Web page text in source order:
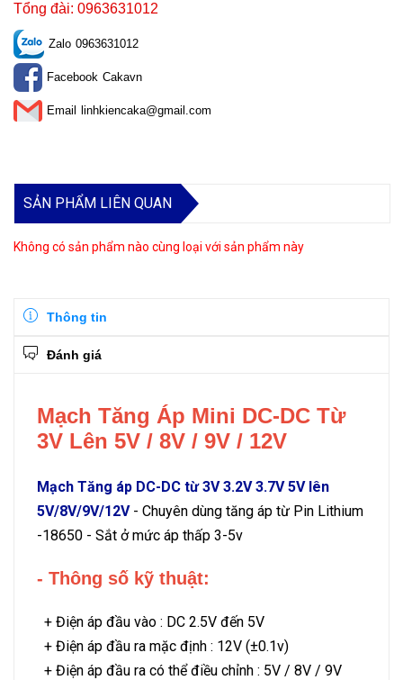
Tổng đài: 0963631012
Zalo 0963631012
Facebook Cakavn
Email linhkiencaka@gmail.com
SẢN PHẨM LIÊN QUAN
Không có sản phẩm nào cùng loại với sản phẩm này
Thông tin
Đánh giá
Mạch Tăng Áp Mini DC-DC Từ
3V Lên 5V / 8V / 9V / 12V
Mạch Tăng áp DC-DC từ 3V 3.2V 3.7V 5V lên
5V/8V/9V/12V- Chuyên dùng tăng áp từ Pin Lithium
-18650 - Sắt ở mức áp thấp 3-5v
- Thông số kỹ thuật:
+ Điện áp đầu vào : DC 2.5V đến 5V
+ Điện áp đầu ra mặc định : 12V (±0.1v)
+ Điện áp đầu ra có thể điều chỉnh : 5V / 8V / 9V